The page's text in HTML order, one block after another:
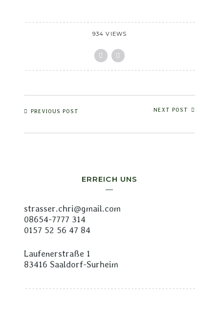
934 VIEWS
PREVIOUS POST NEXT POST
ERREICH UNS
strasser.chri@gmail.com
08654-7777 314
0157 52 56 47 84
Laufenerstraße 1
83416 Saaldorf-Surheim